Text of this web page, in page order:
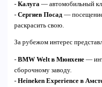
- Калуга — автомобильный
- Сергиев Посад— посещение
раскрасить свою.
За рубежом интерес
- BMW Welt в Мюнхене—
сборочному заводу.
- Heineken Experience в